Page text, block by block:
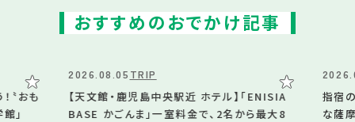
無
※県営第1～3駐車場等を利用してくだ
おすすめのおでかけ記事
〝おも
」
【天文館・鹿児島中央駅近 ホテル】「ENISIA
BASE かごんま」一室料金で、2名から最大8
2026.08.05 TRIP
指宿
な薩